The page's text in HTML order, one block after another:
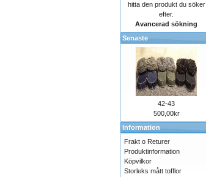
hitta den produkt du söker
efter.
Avancerad sökning
Senaste
42-43
500,00kr
Information
Frakt o Returer
Produktinformation
Köpvilkor
Storleks mått tofflor